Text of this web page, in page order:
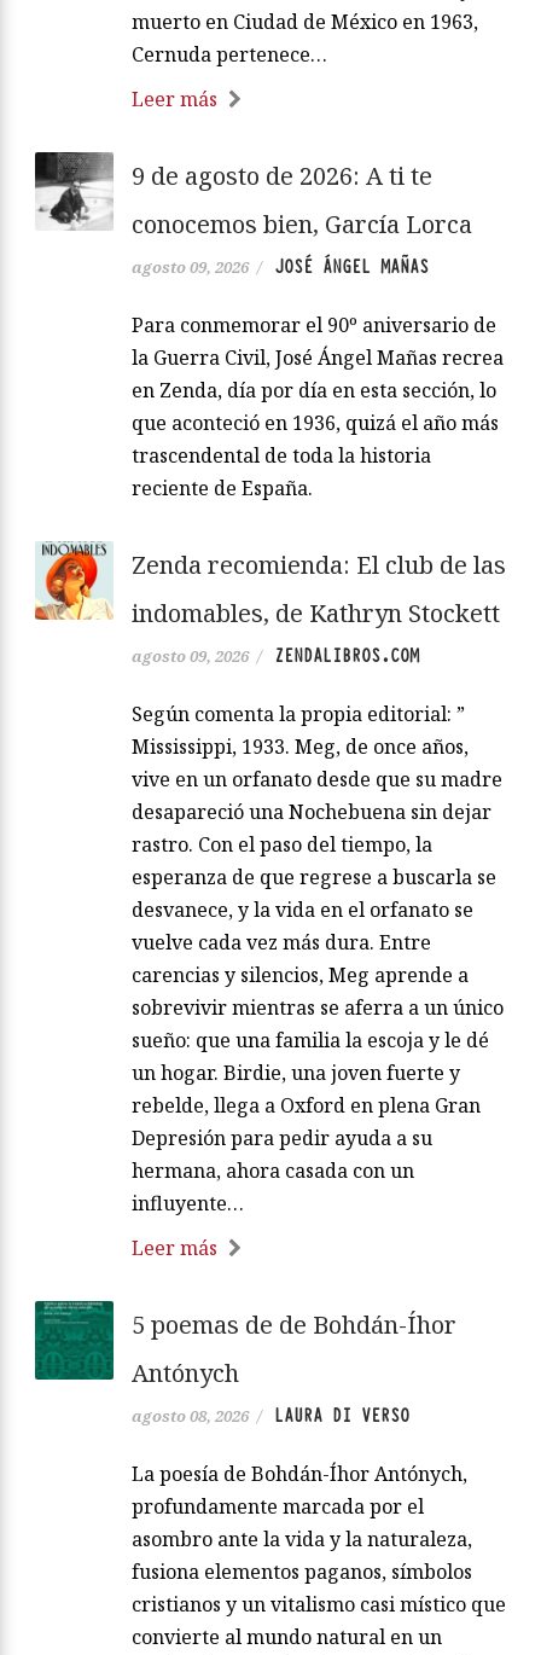
muerto en Ciudad de México en 1963,
Cernuda pertenece…
Leer más
9 de agosto de 2026: A ti te
conocemos bien, García Lorca
agosto 09, 2026 / JOSÉ ÁNGEL MAÑAS
Para conmemorar el 90º aniversario de
la Guerra Civil, José Ángel Mañas recrea
en Zenda, día por día en esta sección, lo
que aconteció en 1936, quizá el año más
trascendental de toda la historia
reciente de España.
Zenda recomienda: El club de las
indomables, de Kathryn Stockett
agosto 09, 2026 / ZENDALIBROS.COM
Según comenta la propia editorial: ”
Mississippi, 1933. Meg, de once años,
vive en un orfanato desde que su madre
desapareció una Nochebuena sin dejar
rastro. Con el paso del tiempo, la
esperanza de que regrese a buscarla se
desvanece, y la vida en el orfanato se
vuelve cada vez más dura. Entre
carencias y silencios, Meg aprende a
sobrevivir mientras se aferra a un único
sueño: que una familia la escoja y le dé
un hogar. Birdie, una joven fuerte y
rebelde, llega a Oxford en plena Gran
Depresión para pedir ayuda a su
hermana, ahora casada con un
influyente…
Leer más
5 poemas de de Bohdán-Íhor
Antónych
agosto 08, 2026 / LAURA DI VERSO
La poesía de Bohdán-Íhor Antónych,
profundamente marcada por el
asombro ante la vida y la naturaleza,
fusiona elementos paganos, símbolos
cristianos y un vitalismo casi místico que
convierte al mundo natural en un